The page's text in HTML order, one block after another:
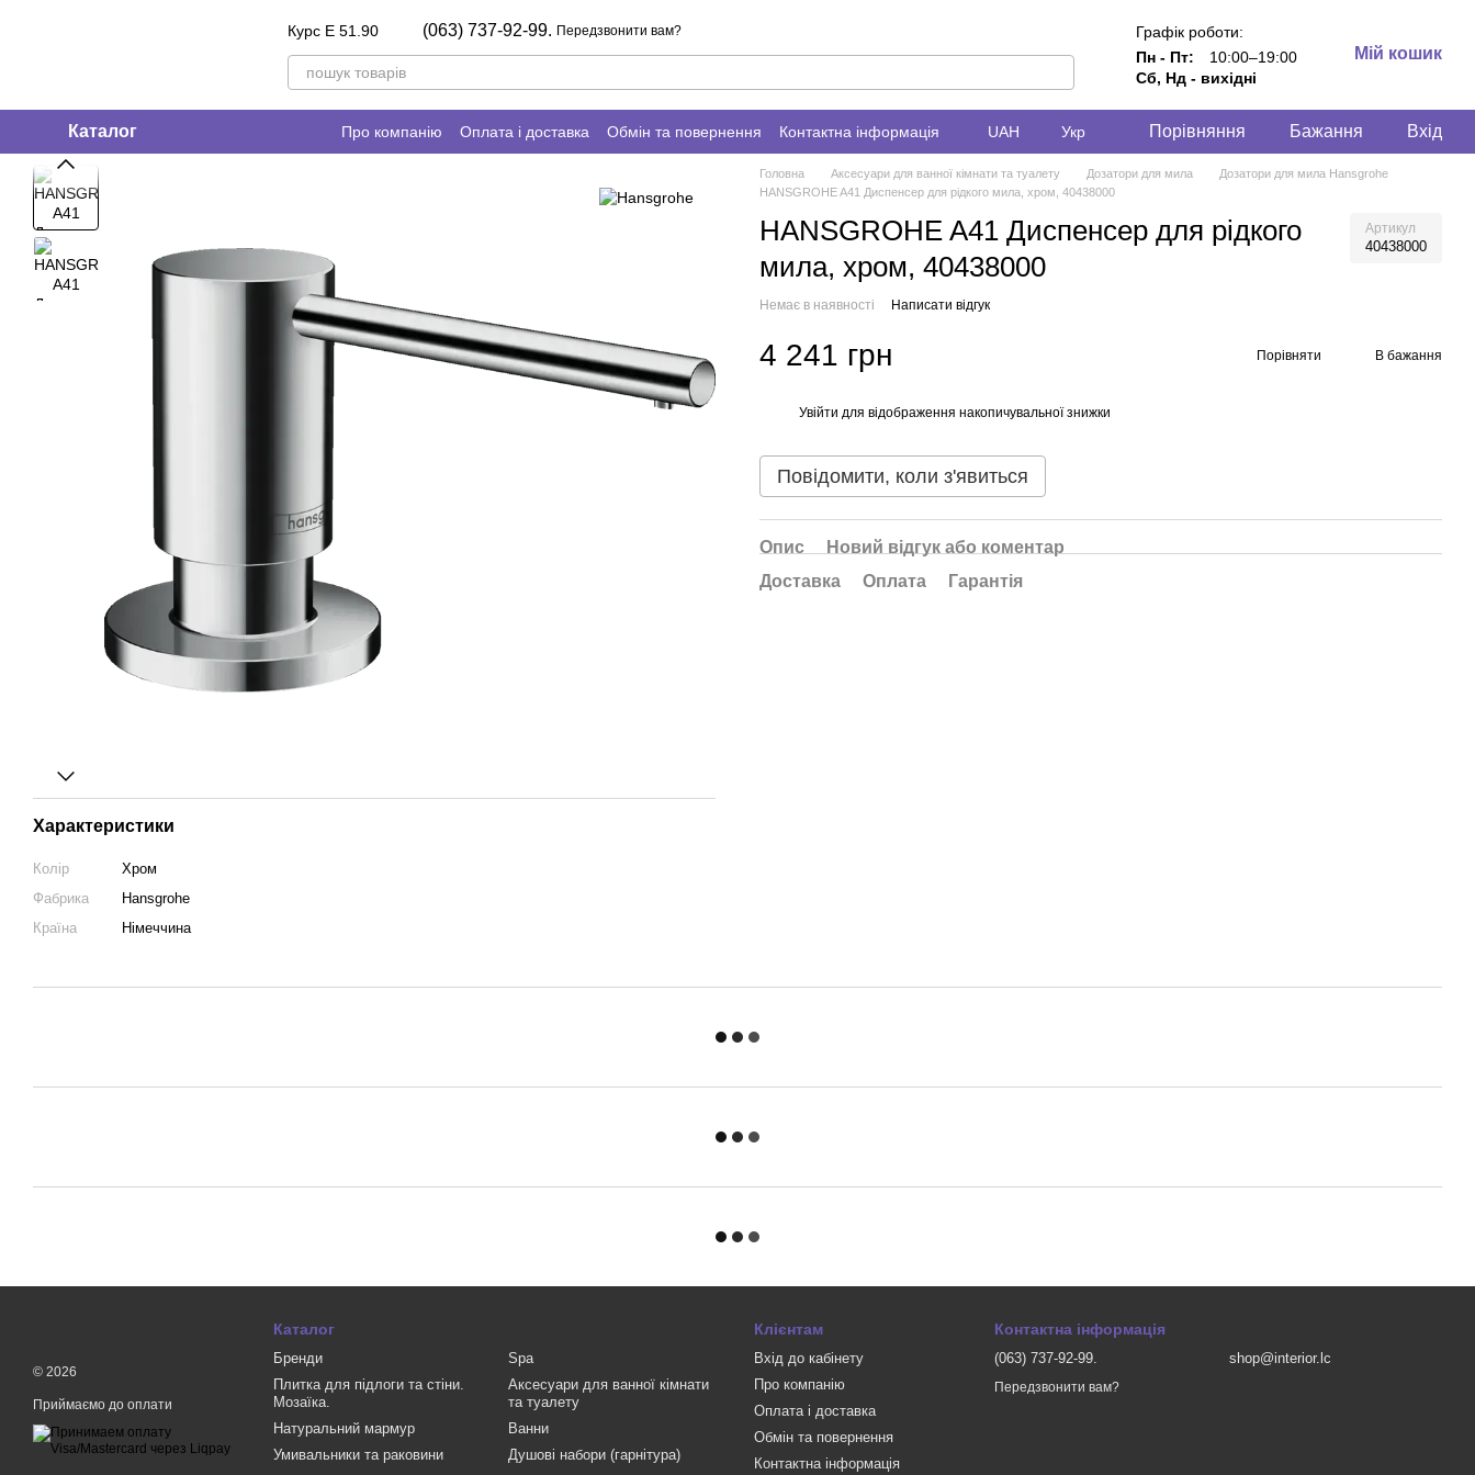
Курс E 51.90
(063) 737-92-99. Передзвонити вам?
Графік роботи:
Пн - Пт:
10:00–19:00
Сб, Нд - вихідні
Мій кошик
Каталог Про компанію Оплата і доставка Обмін та повернення Контактна інформація UAH Укр Порівняння Бажання Вхід
Характеристики
Колір
Хром
Фабрика
Hansgrohe
Країна
Німеччина
Головна Аксесуари для ванної кімнати та туалету Дозатори для мила
Дозатори для мила Hansgrohe
HANSGROHE A41 Диспенсер для рідкого мила, хром, 40438000
HANSGROHE A41 Диспенсер для рідкого
мила, хром, 40438000
Артикул
40438000
Немає в наявності Написати відгук
4 241 грн Порівняти В бажання
Увійти для відображення накопичувальної знижки
Повідомити, коли з'явиться
Опис
Новий відгук або коментар
Доставка
Оплата Гарантія
© 2026
Приймаємо до оплати
Каталог
Бренди
Плитка для підлоги та стіни.
Мозаїка.
Натуральний мармур
Умивальники та раковини
Spa
Аксесуари для ванної кімнати
та туалету
Ванни
Душові набори (гарнітура)
Клієнтам
Вхід до кабінету
Про компанію
Оплата і доставка
Обмін та повернення
Контактна інформація
Контактна інформація
(063) 737-92-99.
Передзвонити вам?
shop@interior.lc